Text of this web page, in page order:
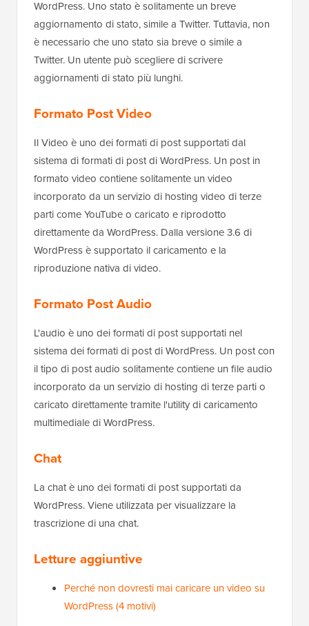
WordPress. Uno stato è solitamente un breve
aggiornamento di stato, simile a Twitter. Tuttavia, non
è necessario che uno stato sia breve o simile a
Twitter. Un utente può scegliere di scrivere
aggiornamenti di stato più lunghi.
Formato Post Video
Il Video è uno dei formati di post supportati dal
sistema di formati di post di WordPress. Un post in
formato video contiene solitamente un video
incorporato da un servizio di hosting video di terze
parti come YouTube o caricato e riprodotto
direttamente da WordPress. Dalla versione 3.6 di
WordPress è supportato il caricamento e la
riproduzione nativa di video.
Formato Post Audio
L'audio è uno dei formati di post supportati nel
sistema dei formati di post di WordPress. Un post con
il tipo di post audio solitamente contiene un file audio
incorporato da un servizio di hosting di terze parti o
caricato direttamente tramite l'utility di caricamento
multimediale di WordPress.
Chat
La chat è uno dei formati di post supportati da
WordPress. Viene utilizzata per visualizzare la
trascrizione di una chat.
Letture aggiuntive
Perché non dovresti mai caricare un video su
WordPress (4 motivi)